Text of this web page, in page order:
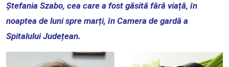
Ștefania Szabo, cea care a fost găsită fără viață, în
noaptea de luni spre marți, în Camera de gardă a
Spitalului Județean.